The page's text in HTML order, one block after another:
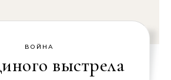
ВОЙНА
выстрела